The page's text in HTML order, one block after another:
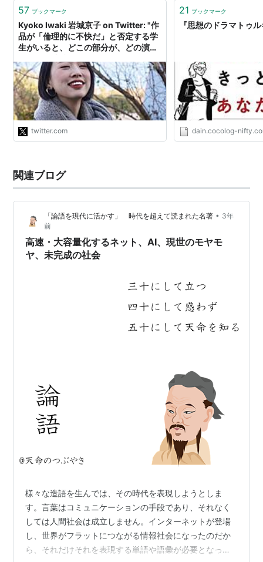
57 ブックマーク
Kyoko Iwaki 岩城京子 on Twitter: "作
品が「倫理的に不快だ」と否定する学
生がいると、どこの部分が、どの演出
ーが不快だったか、分析して明晰に語
れなかったら、あなたの感情は「事前
に決めつけられたモラル」でしかな
く、意見として正当じゃないと真っ向
から言えるこちらの先生がたはすごい
強者。"
twitter.com
21 ブックマーク
『思想のドラマトゥ
dain.cocolog-
関連ブログ
「論語を現代に活かす」 時代を超えて読まれた名著 • 3年
前
高速・大容量化するネット、AI、現世のモヤモ
ヤ、未完成の社会
様々な造語を生んでは、その時代を表現しようとしま
す。言葉はコミュニケーションの手段であり、それなく
しては人間社会は成立しません。インターネットが登場
し、世界がフラットにつながる情報社会になったのだか
ら、それだけそれを表現する単語や語彙が必要となった